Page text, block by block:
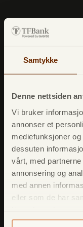
Samtykke
Denne nettsiden
Vi bruker
annonser et
mediefunksjoner
dessuten
vårt, med
annonsering og
med annen
eller som de har
E-